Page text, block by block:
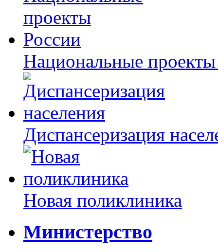
Национальные
Диспансеризация
Новая поликлиника
Министерство